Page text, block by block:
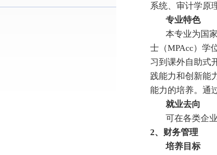
系统、审计学原
专业特色
本专业为国
士（MPAcc）学
习到课外自助式
践能力和创新能
能力的培养。通
就业去向
可在各类企
2、 财务管理
培养目标